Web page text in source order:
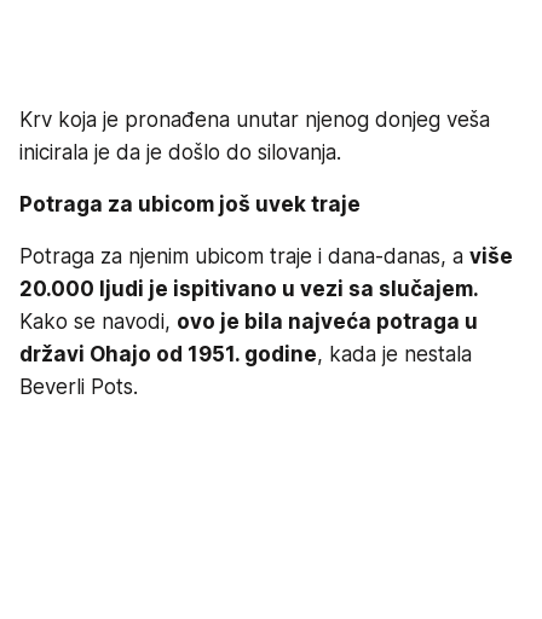
Krv koja je pronađena unutar njenog donjeg veša
inicirala je da je došlo do silovanja.
Potraga za ubicom još uvek traje
Potraga za njenim ubicom traje i dana-danas, a više
20.000 ljudi je ispitivano u vezi sa slučajem.
Kako se navodi, ovo je bila najveća potraga u
državi Ohajo od 1951. godine, kada je nestala
Beverli Pots.